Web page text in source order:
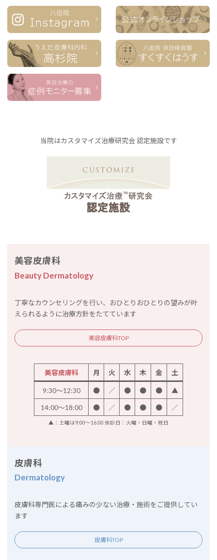
当院はカスタマイズ治療研究会 認定施設です
美容皮膚科
Beauty Dermatology
丁寧なカウンセリングを行い、おひとりおひとりの望みが叶
えられるように治療方針をたてています
美容皮膚科TOP
美容皮膚科 月 火 水 木 金 土
9:30～12:30 ● ／ ● ● ● ▲
14:00～18:00 ● ／ ● ● ● ／
▲：土曜は9:00～16:00 休診日：火曜・日曜・祝日
皮膚科
Dermatology
皮膚科専門医による痛みの少ない治療・施術をご提供してい
ます
皮膚科TOP